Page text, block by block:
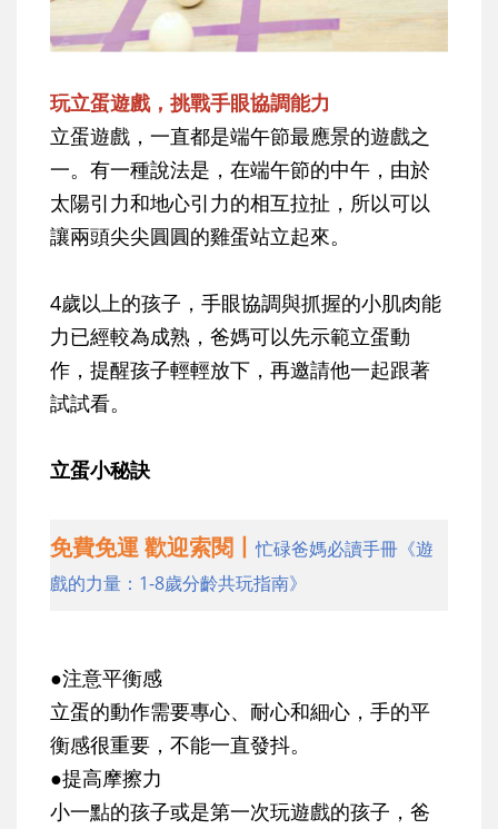
玩立蛋遊戲，挑戰手眼協調能力
立蛋遊戲，一直都是端午節最應景的遊戲之
一。有一種說法是，在端午節的中午，由於
太陽引力和地心引力的相互拉扯，所以可以
讓兩頭尖尖圓圓的雞蛋站立起來。
4歲以上的孩子，手眼協調與抓握的小肌肉能
力已經較為成熟，爸媽可以先示範立蛋動
作，提醒孩子輕輕放下，再邀請他一起跟著
試試看。
立蛋小秘訣
免費免運 歡迎索閱丨忙碌爸媽必讀手冊《遊
戲的力量：1-8歲分齡共玩指南》
●注意平衡感
立蛋的動作需要專心、耐心和細心，手的平
衡感很重要，不能一直發抖。
●提高摩擦力
小一點的孩子或是第一次玩遊戲的孩子，爸